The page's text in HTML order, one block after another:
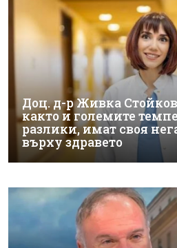
Доц. д-р Живка
както и големите
разлики, имат своя
върху здравето